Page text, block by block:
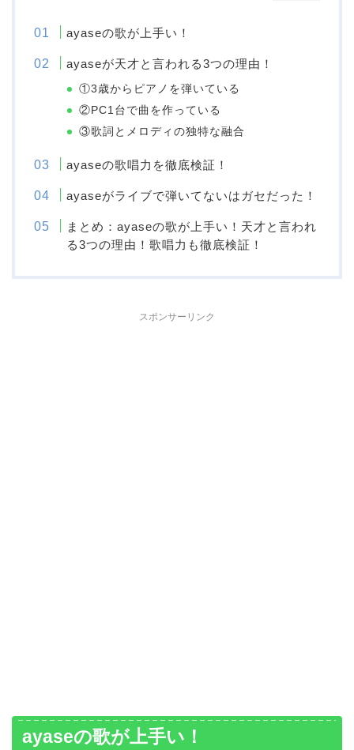
ayaseの歌が上手い！
ayaseが天才と言われる3つの理由！
①3歳からピアノを弾いている
②PC1台で曲を作っている
③歌詞とメロディの独特な融合
ayaseの歌唱力を徹底検証！
ayaseがライブで弾いてないはガセだった！
まとめ：ayaseの歌が上手い！天才と言われ
る3つの理由！歌唱力も徹底検証！
スポンサーリンク
ayaseの歌が上手い！